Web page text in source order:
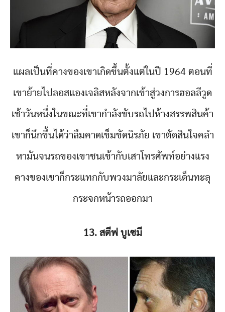
แผลเป็นที่คางของเขาเกิดขึ้นตั้งแต่ในปี 1964 ตอนที่
เขาย้ายไปลอสแองเจลิสหลังจากเข้าสู่วงการฮอลลีวูด
เช้าวันหนึ่งในขณะที่เขากำลังขับรถไปห้างสรรพสินค้า
เขาก็นึกขึ้นได้ว่าลืมคาดเข็มขัดนิรภัย เขาตัดสินใจคลำ
หามันจนรถของเขาชนเข้ากับเสาโทรศัพท์อย่างแรง
คางของเขาก็กระแทกกับพวงมาลัยและกระเด็นทะลุ
กระจกหน้ารถออกมา
13. สตีฟ บูเซมี